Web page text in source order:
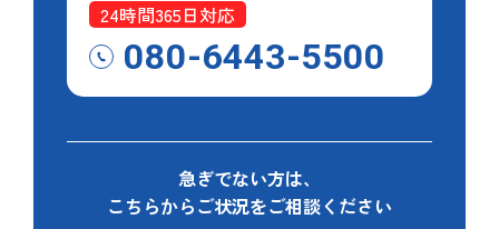
24時間365日対応
080-6443-5500
急ぎでない方は、
こちらからご状況をご相談ください